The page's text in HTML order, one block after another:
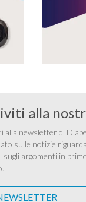
alla
alla newsletter di
sulle notizie
sugli argomenti in